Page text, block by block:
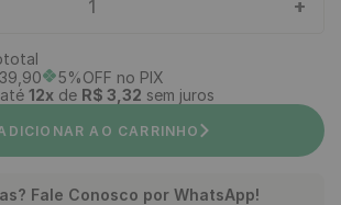
1 +
39 90
5%OFF no PIX
12x de R$ 3 32 sem juros
AO CARRINHO
Fale Conosco por WhatsApp!